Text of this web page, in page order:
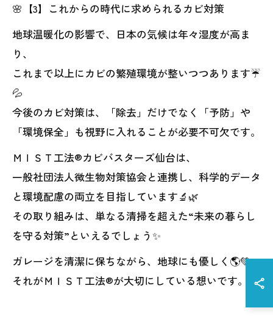
🌸【3】これからの時代に求められるカビ対策
地球温暖化の影響で、日本の気候は年々湿度が高ま
り、
これまで以上にカビの繁殖環境が整いつつあります☔
💦
今後のカビ対策は、「除去」だけでなく「予防」や
「環境保全」も視野に入れることが必要不可欠です。
ＭＩＳＴ工法®カビバスターズ仙台は、
一般社団法人微生物対策協会と連携し、科学的データ
と環境配慮の両立を目指しています🔬🌿
その取り組みは、単なる清掃を超えた“未来の暮らし
を守る対策”といえるでしょう✨
ガレージを清潔に保ちながら、地球にも優しく🌎💚
それがＭＩＳＴ工法®が大切にしている想いです。